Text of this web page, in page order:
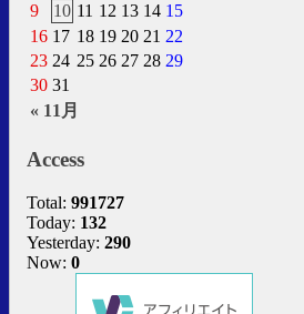
« 11月
9
10 11 12 13 14 15
16 17 18 19 20 21 22
23 24 25 26 27 28 29
30 31
Access
Total: 991727
Today: 132
Yesterday: 290
Now: 0